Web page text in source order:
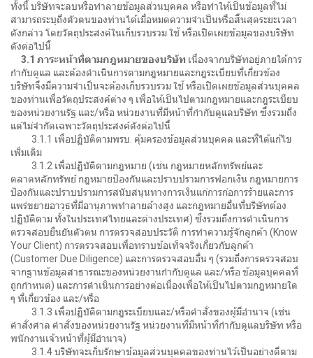
ทั้งนี้ บริษัทจะลบหรือทำลายข้อมูลส่วนบุคคล หรือทำให้เป็นข้อมูลที่ไม่
สามารถระบุถึงตัวตนของท่านได้เมื่อหมดความจำเป็นหรือสิ้นสุดระยะเวลา
ดังกล่าว โดยวัตถุประสงค์ในเก็บรวบรวม ใช้ หรือเปิดเผยข้อมูลของบริษัท
ดังต่อไปนี้
3.1 ภาระหน้าที่ตามกฎหมายของบริษัท เนื่องจากบริษัทอยู่ภายใต้การ
กำกับดูแล และต้องดำเนินการตามกฎหมายและกฎระเบียบที่เกี่ยวข้อง
บริษัทจึงมีความจำเป็นจะต้องเก็บรวบรวม ใช้ หรือเปิดเผยข้อมูลส่วนบุคคล
ของท่านเพื่อวัตถุประสงค์ต่าง ๆ เพื่อให้เป็นไปตามกฎหมายและกฎระเบียบ
ของหน่วยงานรัฐ และ/หรือ หน่วยงานที่มีหน้าที่กำกับดูแลบริษัท ซึ่งรวมถึง
แต่ไม่จำกัดเฉพาะวัตถุประสงค์ดังต่อไปนี้
3.1.1 เพื่อปฏิบัติตามพรบ. คุ้มครองข้อมูลส่วนบุคคล และที่ได้แก้ไข
เพิ่มเติม
3.1.2 เพื่อปฏิบัติตามกฎหมาย (เช่น กฎหมายหลักทรัพย์และ
ตลาดหลักทรัพย์ กฎหมายป้องกันและปราบปรามการฟอกเงิน กฎหมายการ
ป้องกันและปราบปรามการสนับสนุนทางการเงินแก่การก่อการร้ายและการ
แพร่ขยายอาวุธที่มีอานุภาพทำลายล้างสูง และกฎหมายอื่นที่บริษัทต้อง
ปฏิบัติตาม ทั้งในประเทศไทยและต่างประเทศ) ซึ่งรวมถึงการดำเนินการ
ตรวจสอบยืนยันตัวตน การตรวจสอบประวัติ การทำความรู้จักลูกค้า (Know
Your Client) การตรวจสอบเพื่อทราบข้อเท็จจริงเกี่ยวกับลูกค้า
(Customer Due Diligence) และการตรวจสอบอื่น ๆ (รวมถึงการตรวจสอบ
จากฐานข้อมูลสาธารณะของหน่วยงานกำกับดูแล และ/หรือ ข้อมูลบุคคลที่
ถูกกำหนด) และการดำเนินการอย่างต่อเนื่องเพื่อให้เป็นไปตามกฎหมายใด
ๆ ที่เกี่ยวข้อง และ/หรือ
3.1.3 เพื่อปฏิบัติตามกฎระเบียบและ/หรือคำสั่งของผู้มีอำนาจ (เช่น
คำสั่งศาล คำสั่งของหน่วยงานรัฐ หน่วยงานที่มีหน้าที่กำกับดูแลบริษัท หรือ
พนักงานเจ้าหน้าที่ผู้มีอำนาจ)
3.1.4 บริษัทจะเก็บรักษาข้อมูลส่วนบุคคลของท่านไว้เป็นอย่างดีตาม